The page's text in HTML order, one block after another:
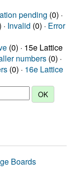
pending (0) ·
Invalid (0) · Error
(0) · 15e Lattice
numbers (0) ·
(0) · 16e Lattice
Boards